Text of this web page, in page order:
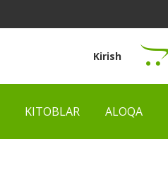
Kirish
Ko‘rish
KITOBLAR ALOQA